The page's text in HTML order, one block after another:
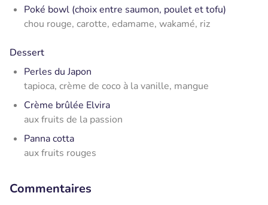
Poké bowl (choix entre saumon, poulet et tofu)
chou rouge, carotte, edamame, wakamé, riz
Dessert
Perles du Japon
tapioca, crème de coco à la vanille, mangue
Crème brûlée Elvira
aux fruits de la passion
Panna cotta
aux fruits rouges
Commentaires